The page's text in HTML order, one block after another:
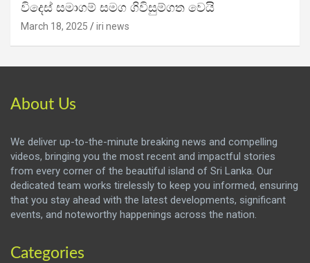
විදෙස් සමාගම් සමග ගිවිසුම්ගත වෙයි
March 18, 2025 iri news
About Us
We deliver up-to-the-minute breaking news and compelling
videos, bringing you the most recent and impactful stories
from every corner of the beautiful island of Sri Lanka. Our
dedicated team works tirelessly to keep you informed, ensuring
that you stay ahead with the latest developments, significant
events, and noteworthy happenings across the nation.
Categories